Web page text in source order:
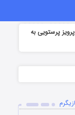
پرویز پرستویی به